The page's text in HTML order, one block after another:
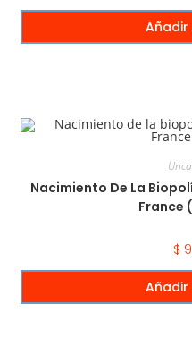
Añadir
Nacimiento De La
France
$
Añadir